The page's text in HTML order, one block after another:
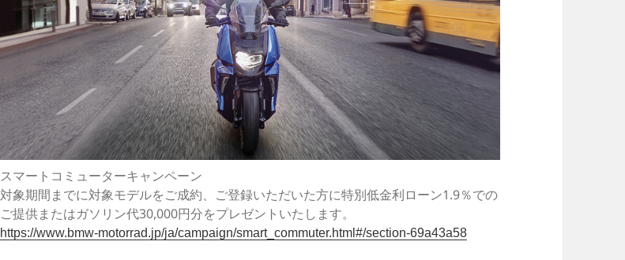
スマートコミューターキャンペーン
対象期間までに対象モデルをご成約、ご登録いただいた方に特別低金利ローン1.9％での
ご提供またはガソリン代30,000円分をプレゼントいたします。
https://www.bmw-motorrad.jp/ja/campaign/smart_commuter.html#/section-69a43a58